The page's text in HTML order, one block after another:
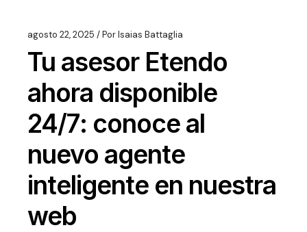
agosto 22, 2025 PorIsaias Battaglia
Tu asesor Etendo
ahora disponible
24/7: conoce al
nuevo agente
inteligente en nuestra
web